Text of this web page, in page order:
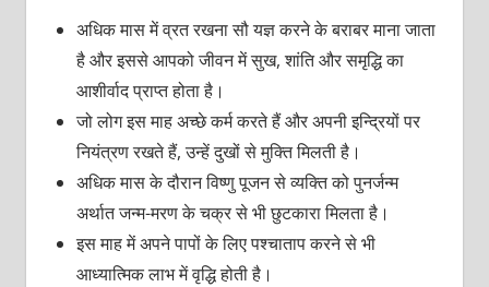
अधिक मास में व्रत रखना सौ यज्ञ करने के बराबर माना जाता
है और इससे आपको जीवन में सुख, शांति और समृद्धि का
आशीर्वाद प्राप्त होता है।
जो लोग इस माह अच्छे कर्म करते हैं और अपनी इन्द्रियों पर
नियंत्रण रखते हैं, उन्हें दुखों से मुक्ति मिलती है।
अधिक मास के दौरान विष्णु पूजन से व्यक्ति को पुनर्जन्म
अर्थात जन्म-मरण के चक्र से भी छुटकारा मिलता है।
इस माह में अपने पापों के लिए पश्चाताप करने से भी
आध्यात्मिक लाभ में वृद्धि होती है।